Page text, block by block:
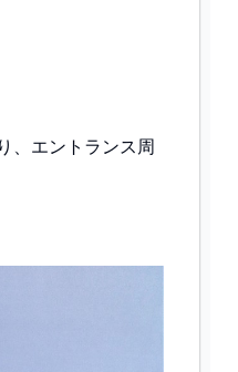
、エントランス周